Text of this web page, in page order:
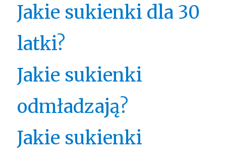
Jakie sukienki dla 30
latki?
Jakie sukienki
odmładzają?
Jakie sukienki